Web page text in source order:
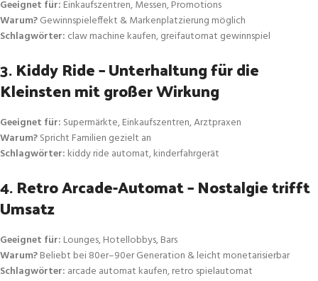
Geeignet für: Einkaufszentren, Messen, Promotions
Warum?Gewinnspieleffekt & Markenplatzierung möglich
Schlagwörter: claw machine kaufen, greifautomat gewinnspiel
3.Kiddy Ride – Unterhaltung für die
Kleinsten mit großer Wirkung
Geeignet für: Supermärkte, Einkaufszentren, Arztpraxen
Warum?Spricht Familien gezielt an
Schlagwörter: kiddy ride automat, kinderfahrgerät
4.Retro Arcade-Automat – Nostalgie trifft
Umsatz
Geeignet für: Lounges, Hotellobbys, Bars
Warum?Beliebt bei 80er–90er Generation & leicht monetarisierbar
Schlagwörter: arcade automat kaufen, retro spielautomat